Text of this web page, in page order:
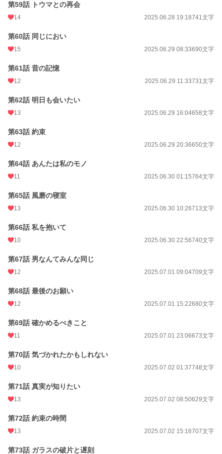
第59話 トウマとの再会
14 2025.06.28 19:18741文字
第60話 同じにおい
15 2025.06.29 08:33690文字
第61話 昔の記憶
12 2025.06.29 11:33731文字
第62話 明日も会いたい
13 2025.06.29 16:04658文字
第63話 約束
12 2025.06.29 20:36650文字
第64話 あんたは私のモノ
11 2025.06.30 01:15764文字
第65話 風磨の寝室
13 2025.06.30 10:26713文字
第66話 私を抱いて
10 2025.06.30 22:56740文字
第67話 男なんてみんな同じ
12 2025.07.01 09:04709文字
第68話 最後のお願い
12 2025.07.01 15:22680文字
第69話 確かめるべきこと
11 2025.07.01 23:06673文字
第70話 気づかれたかもしれない
10 2025.07.02 01:37748文字
第71話 真実が知りたい
13 2025.07.02 08:50629文字
第72話 約束の時間
13 2025.07.02 15:16707文字
第73話 ガラスの破片と遅刻